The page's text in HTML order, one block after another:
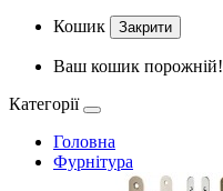
Кошик Закрити
Ваш кошик порожній!
Категорії
Головна
Фурнітура